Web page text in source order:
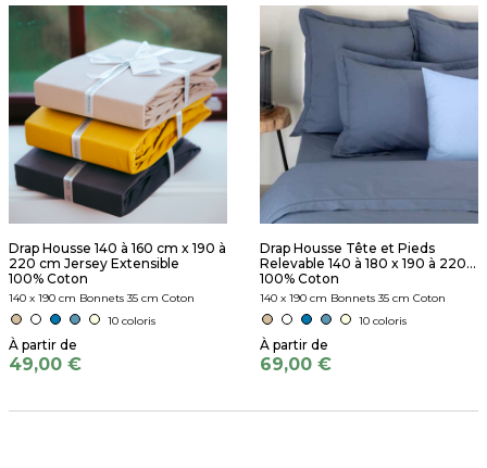
Drap Housse 140 à 160 cm x 190 à
220 cm Jersey Extensible
100% Coton
140 x 190 cm Bonnets 35 cm Coton
10 coloris
49,00 €
Drap Housse Tête et Pieds
Relevable 140 à 180 x 190 à 220...
100% Coton
140 x 190 cm Bonnets 35 cm Coton
10 coloris
69,00 €